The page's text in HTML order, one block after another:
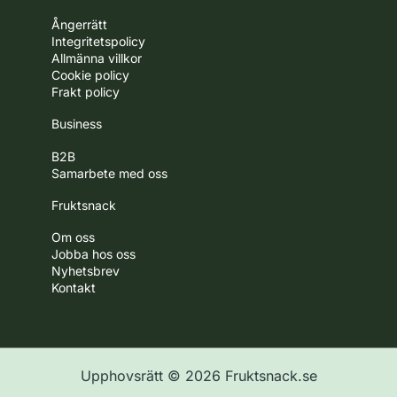
Ångerrätt
Integritetspolicy
Allmänna villkor
Cookie policy
Frakt policy
Business
B2B
Samarbete med oss
Fruktsnack
Om oss
Jobba hos oss
Nyhetsbrev
Kontakt
Upphovsrätt © 2026 Fruktsnack.se